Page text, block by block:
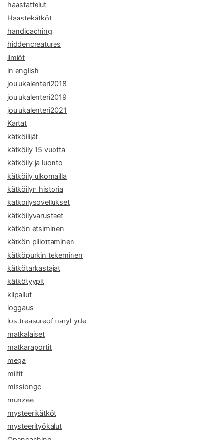
haastattelut
Haastekätköt
handicaching
hiddencreatures
ilmiöt
in english
joulukalenteri2018
joulukalenteri2019
joulukalenteri2021
Kartat
kätköilijät
kätköily 15 vuotta
kätköily ja luonto
kätköily ulkomailla
kätköilyn historia
kätköilysovellukset
kätköilyvarusteet
kätkön etsiminen
kätkön piilottaminen
kätköpurkin tekeminen
kätkötarkastajat
kätkötyypit
kilpailut
loggaus
losttreasureofmaryhyde
matkalaiset
matkaraportit
mega
miitit
missiongc
munzee
mysteerikätköt
mysteerityökalut